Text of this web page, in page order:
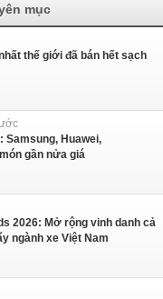
mục
thế giới đã bán hết sạch
Samsung, Huawei,
gần nửa giá
2026: Mở rộng vinh danh cả
ngành xe Việt Nam